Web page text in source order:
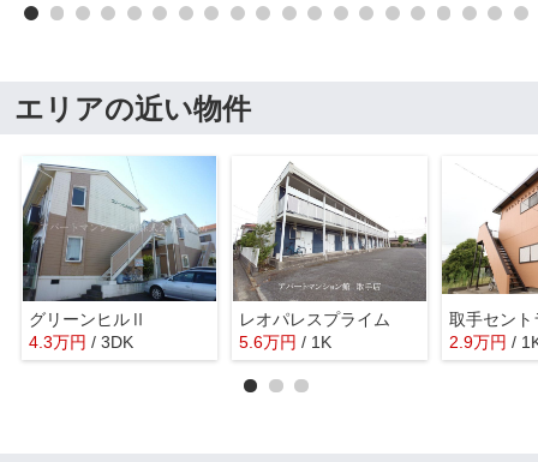
エリアの近い物件
グリーンヒルⅡ
4.3万円 / 3DK
レオパレスプライム
5.6万円 / 1K
取手セント
2.9万円 /